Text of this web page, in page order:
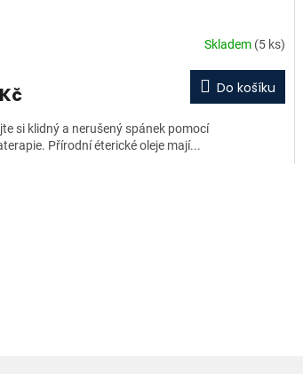
Skladem (5 ks)
Do košíku
si klidný a nerušený spánek pomocí
Přírodní éterické oleje mají...